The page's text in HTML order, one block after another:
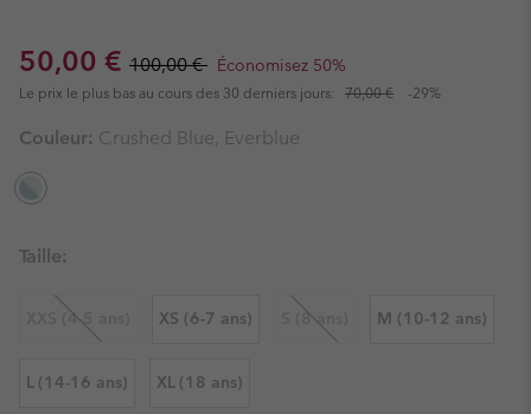
Sale price:
50,00 € Regular price:
100,00 € Économisez 50%
Le prix le plus bas au cours des 30 derniers jours: 70,00 € -29%
Couleur: Crushed Blue, Everblue
Taille:
XXS (4-5 ans) XS (6-7 ans) S (8 ans) M (10-12 ans)
L (14-16 ans) XL (18 ans)